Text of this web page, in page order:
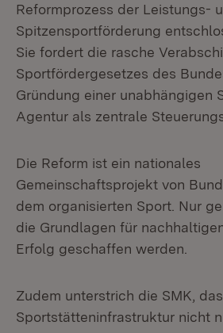
Reformprozess der Leistungs-
Spitzensportförderung
Sie fordert die rasche
Sportfördergesetzes des
Gründung einer unabhängigen
Agentur als zentrale
Die Reform ist ein nationales
Gemeinschaftsprojekt von
dem organisierten Sport. Nur
die Grundlagen für
Erfolg geschaffen werden.
Zudem unterstrich die SMK,
Sportstätteninfrastruktur nicht